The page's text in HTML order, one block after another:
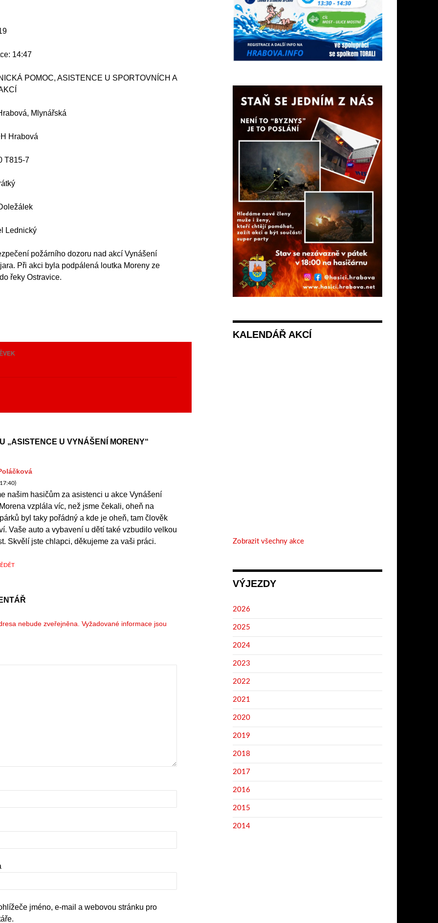
14:47
POMOC, ASISTENCE U SPORTOVNÍCH A
Mlynářská
Hrabová
T815-7
Lednický
požárního dozoru nad akcí Vynášení
Při akci byla podpálená loutka Moreny ze
řeky Ostravice.
„ASISTENCE U VYNÁŠENÍ MORENY“
našim hasičům za asistenci u akce Vynášení
vzplála víc, než jsme čekali, oheň na
byl taky pořádný a kde je oheň, tam člověk
Vaše auto a vybavení u dětí také vzbudilo velkou
Skvělí jste chlapci, děkujeme za vaši práci.
nebude zveřejněna. Vyžadované informace jsou
jméno, e-mail a webovou stránku pro
KALENDÁŘ AKCÍ
Zobrazit všechny akce
VÝJEZDY
2026
2025
2024
2023
2022
2021
2020
2019
2018
2017
2016
2015
2014